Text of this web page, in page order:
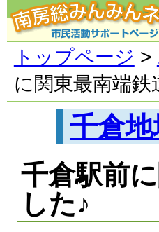
トップページ >
に関東最南端
千倉
千倉駅前
した♪